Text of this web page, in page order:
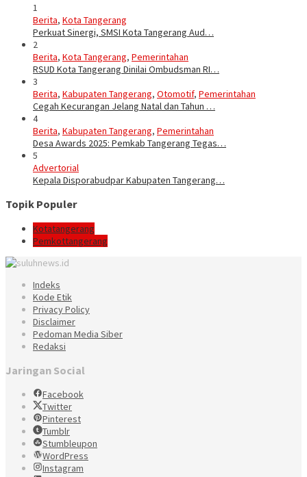
1
Berita, Kota Tangerang
Perkuat Sinergi, SMSI Kota Tangerang Aud…
2
Berita, Kota Tangerang, Pemerintahan
RSUD Kota Tangerang Dinilai Ombudsman RI…
3
Berita, Kabupaten Tangerang, Otomotif, Pemerintahan
Cegah Kecurangan Jelang Natal dan Tahun …
4
Berita, Kabupaten Tangerang, Pemerintahan
Desa Awards 2025: Pemkab Tangerang Tegas…
5
Advertorial
Kepala Disporabudpar Kabupaten Tangerang…
Topik Populer
Kotatangerang
Pemkottangerang
Indeks
Kode Etik
Privacy Policy
Disclaimer
Pedoman Media Siber
Redaksi
Jaringan Social
Facebook
Twitter
Pinterest
Tumblr
Stumbleupon
WordPress
Instagram